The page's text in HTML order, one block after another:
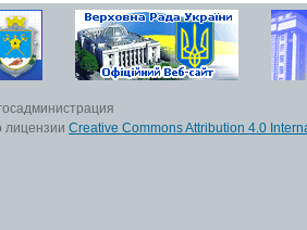
лицензии Creative Commons Attribution 4.0